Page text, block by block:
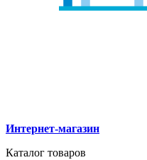
Интернет-магазин
Каталог товаров